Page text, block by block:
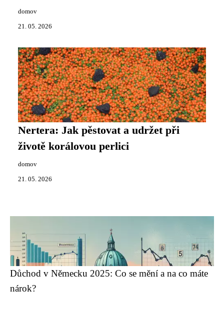
domov
21. 05. 2026
Nertera: Jak pěstovat a udržet při
životě korálovou perlici
domov
21. 05. 2026
Důchod v Německu 2025: Co se mění a na co máte
nárok?